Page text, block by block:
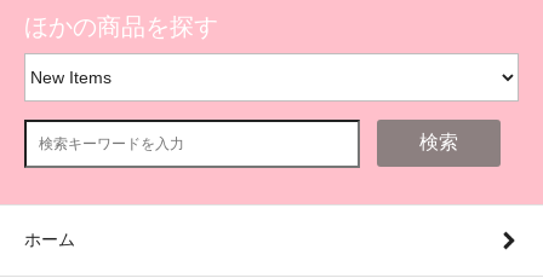
ほかの商品を探す
検索
ホーム